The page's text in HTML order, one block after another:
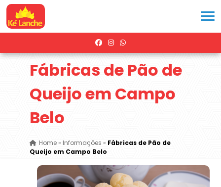
Fábricas de Pão de
Queijo em Campo
Belo
Home» Informações » Fábricas de Pão de
Queijo em Campo Belo